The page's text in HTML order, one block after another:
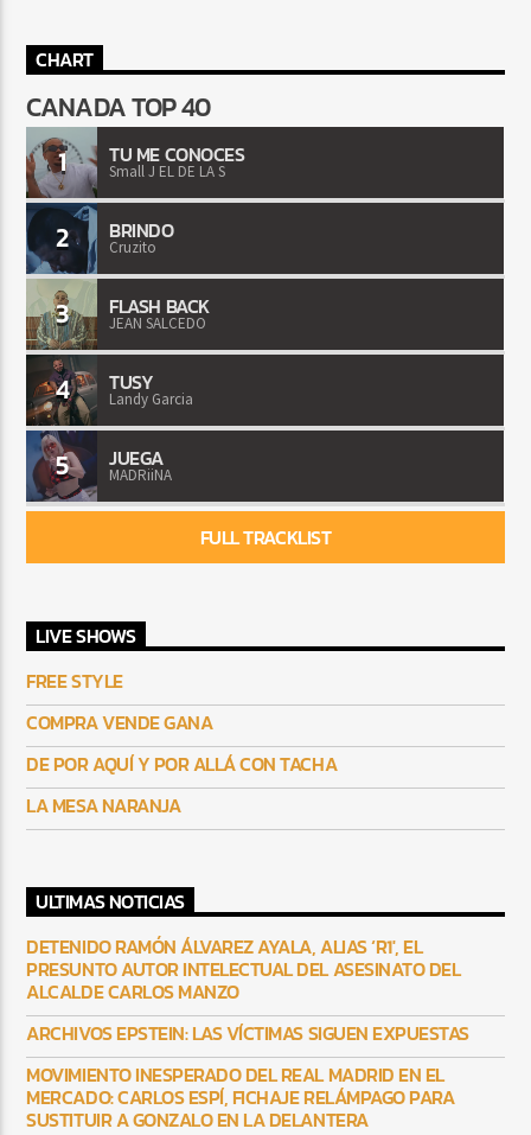
CHART
CANADA TOP 40
1 TU ME CONOCES
Small J EL DE LA S
2 BRINDO
Cruzito
3 FLASH BACK
JEAN SALCEDO
4 TUSY
Landy Garcia
5 JUEGA
MADRiiNA
FULL TRACKLIST
LIVE SHOWS
FREE STYLE
COMPRA VENDE GANA
DE POR AQUÍ Y POR ALLÁ CON TACHA
LA MESA NARANJA
ULTIMAS NOTICIAS
DETENIDO RAMÓN ÁLVAREZ AYALA, ALIAS ‘R1′, EL
PRESUNTO AUTOR INTELECTUAL DEL ASESINATO DEL
ALCALDE CARLOS MANZO
ARCHIVOS EPSTEIN: LAS VÍCTIMAS SIGUEN EXPUESTAS
MOVIMIENTO INESPERADO DEL REAL MADRID EN EL
MERCADO: CARLOS ESPÍ, FICHAJE RELÁMPAGO PARA
SUSTITUIR A GONZALO EN LA DELANTERA